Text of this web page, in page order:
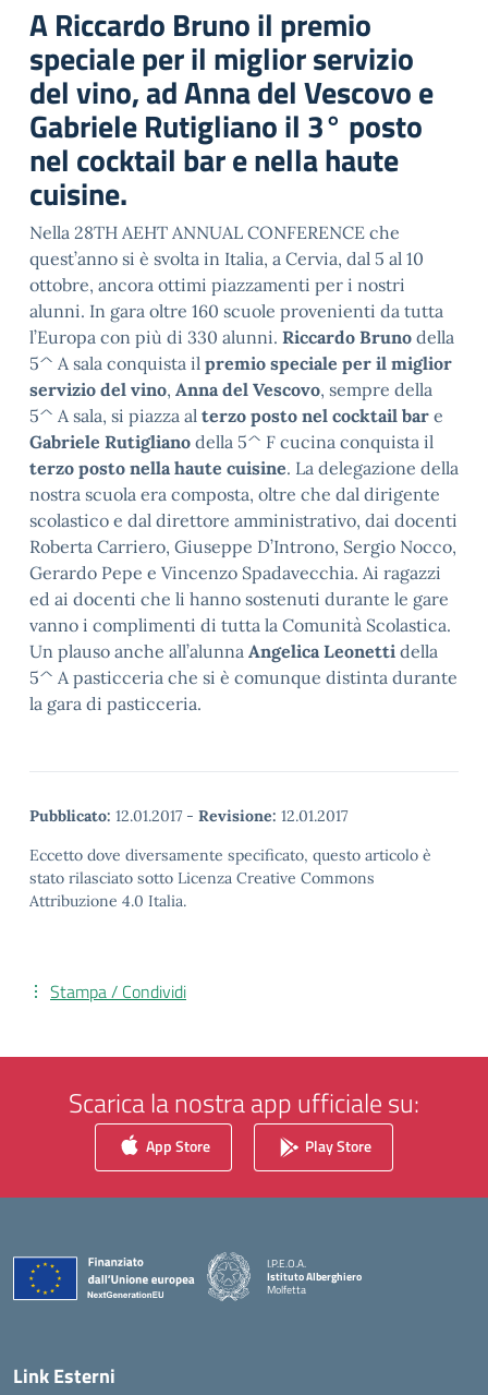
A Riccardo Bruno il premio
speciale per il miglior servizio
del vino, ad Anna del Vescovo e
Gabriele Rutigliano il 3° posto
nel cocktail bar e nella haute
cuisine.
Nella 28TH AEHT ANNUAL CONFERENCE che
quest’anno si è svolta in Italia, a Cervia, dal 5 al 10
ottobre, ancora ottimi piazzamenti per i nostri
alunni. In gara oltre 160 scuole provenienti da tutta
l’Europa con più di 330 alunni. Riccardo Bruno della
5^ A sala conquista il premio speciale per il miglior
servizio del vino, Anna del Vescovo, sempre della
5^ A sala, si piazza al terzo posto nel cocktail bar e
Gabriele Rutigliano della 5^ F cucina conquista il
terzo posto nella haute cuisine. La delegazione della
nostra scuola era composta, oltre che dal dirigente
scolastico e dal direttore amministrativo, dai docenti
Roberta Carriero, Giuseppe D’Introno, Sergio Nocco,
Gerardo Pepe e Vincenzo Spadavecchia. Ai ragazzi
ed ai docenti che li hanno sostenuti durante le gare
vanno i complimenti di tutta la Comunità Scolastica.
Un plauso anche all’alunna Angelica Leonetti della
5^ A pasticceria che si è comunque distinta durante
la gara di pasticceria.
Pubblicato: 12.01.2017 - Revisione: 12.01.2017
Eccetto dove diversamente specificato, questo articolo è
stato rilasciato sotto Licenza Creative Commons
Attribuzione 4.0 Italia.
Stampa / Condividi
Scarica la nostra app ufficiale su:
App Store Play Store
I.P.E.O.A.
Istituto Alberghiero
Molfetta
Link Esterni